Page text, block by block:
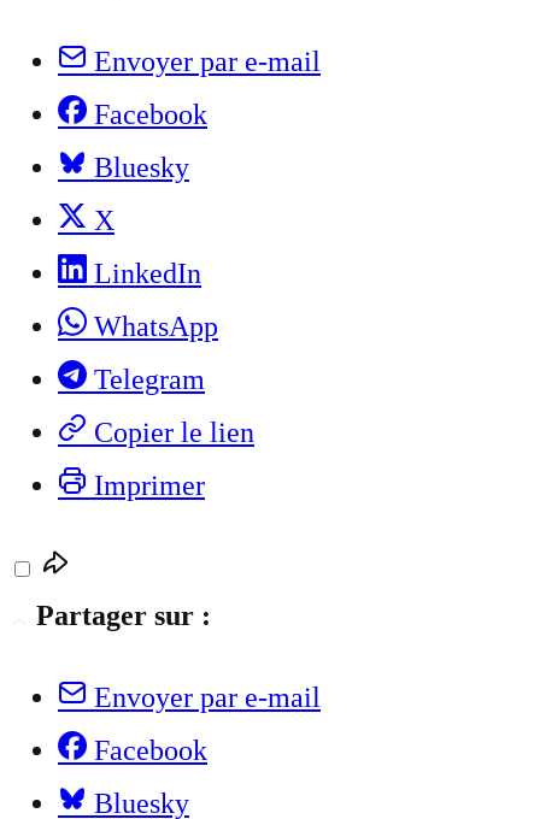
Envoyer par e-mail
Facebook
Bluesky
X
LinkedIn
WhatsApp
Telegram
Copier le lien
Imprimer
Partager sur :
Envoyer par e-mail
Facebook
Bluesky